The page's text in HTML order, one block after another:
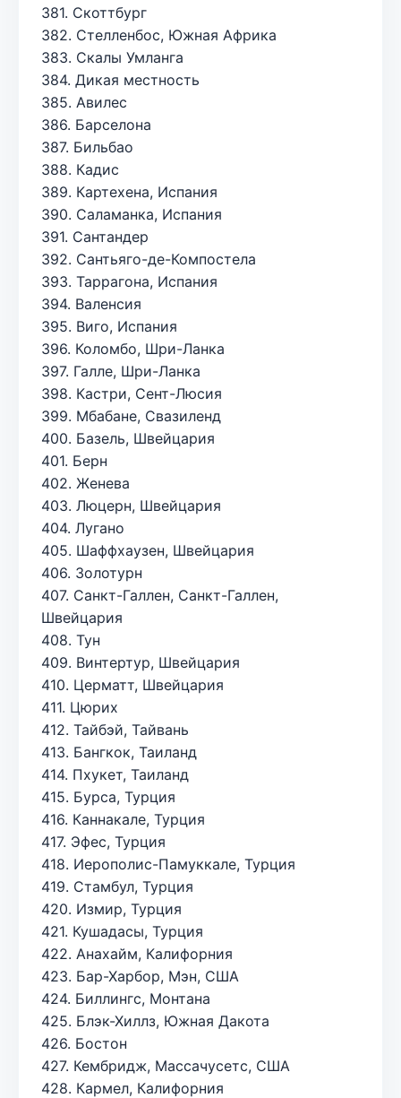
381. Скоттбург
382. Стелленбос, Южная Африка
383. Скалы Умланга
384. Дикая местность
385. Авилес
386. Барселона
387. Бильбао
388. Кадис
389. Картехена, Испания
390. Саламанка, Испания
391. Сантандер
392. Сантьяго-де-Компостела
393. Таррагона, Испания
394. Валенсия
395. Виго, Испания
396. Коломбо, Шри-Ланка
397. Галле, Шри-Ланка
398. Кастри, Сент-Люсия
399. Мбабане, Свазиленд
400. Базель, Швейцария
401. Берн
402. Женева
403. Люцерн, Швейцария
404. Лугано
405. Шаффхаузен, Швейцария
406. Золотурн
407. Санкт-Галлен, Санкт-Галлен,
Швейцария
408. Тун
409. Винтертур, Швейцария
410. Церматт, Швейцария
411. Цюрих
412. Тайбэй, Тайвань
413. Бангкок, Таиланд
414. Пхукет, Таиланд
415. Бурса, Турция
416. Каннакале, Турция
417. Эфес, Турция
418. Иерополис-Памуккале, Турция
419. Стамбул, Турция
420. Измир, Турция
421. Кушадасы, Турция
422. Анахайм, Калифорния
423. Бар-Харбор, Мэн, США
424. Биллингс, Монтана
425. Блэк-Хиллз, Южная Дакота
426. Бостон
427. Кембридж, Массачусетс, США
428. Кармел, Калифорния